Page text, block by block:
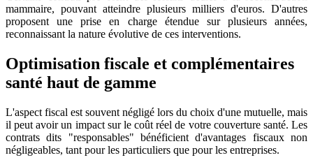
mammaire, pouvant atteindre plusieurs milliers d'euros. D'autres
proposent une prise en charge étendue sur plusieurs années,
reconnaissant la nature évolutive de ces interventions.
Optimisation fiscale et complémentaires
santé haut de gamme
L'aspect fiscal est souvent négligé lors du choix d'une mutuelle, mais
il peut avoir un impact sur le coût réel de votre couverture santé. Les
contrats dits "responsables" bénéficient d'avantages fiscaux non
négligeables, tant pour les particuliers que pour les entreprises.